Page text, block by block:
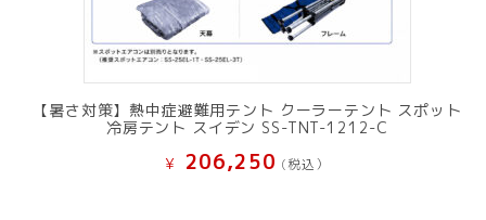
【暑さ対策】熱中症避難用テント クーラーテント スポット
冷房テント スイデン SS-TNT-1212-C
¥ 206,250 (税込）